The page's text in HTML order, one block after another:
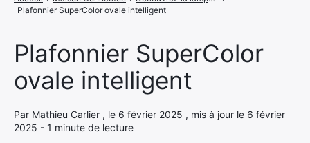
Plafonnier SuperColor
ovale intelligent
Par Mathieu Carlier , le 6 février 2025 , mis à jour le 6 février
2025 - 1 minute de lecture
Plafonnier SuperColor ovale intelligent
Catégories
A propos
CONTACT